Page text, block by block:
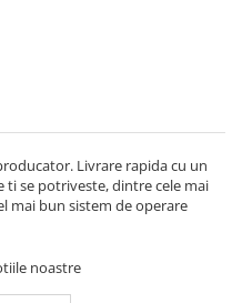
Livrare rapida cu un
ti se potriveste, dintre cele mai
mai bun sistem de operare
noastre